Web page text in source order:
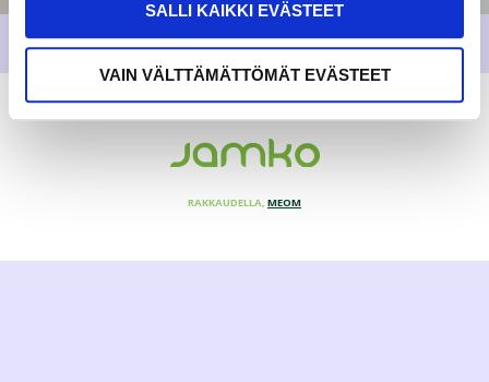
SALLI KAIKKI EVÄSTEET
VAIN VÄLTTÄMÄTTÖMÄT EVÄSTEET
RAKKAUDELLA, MEOM